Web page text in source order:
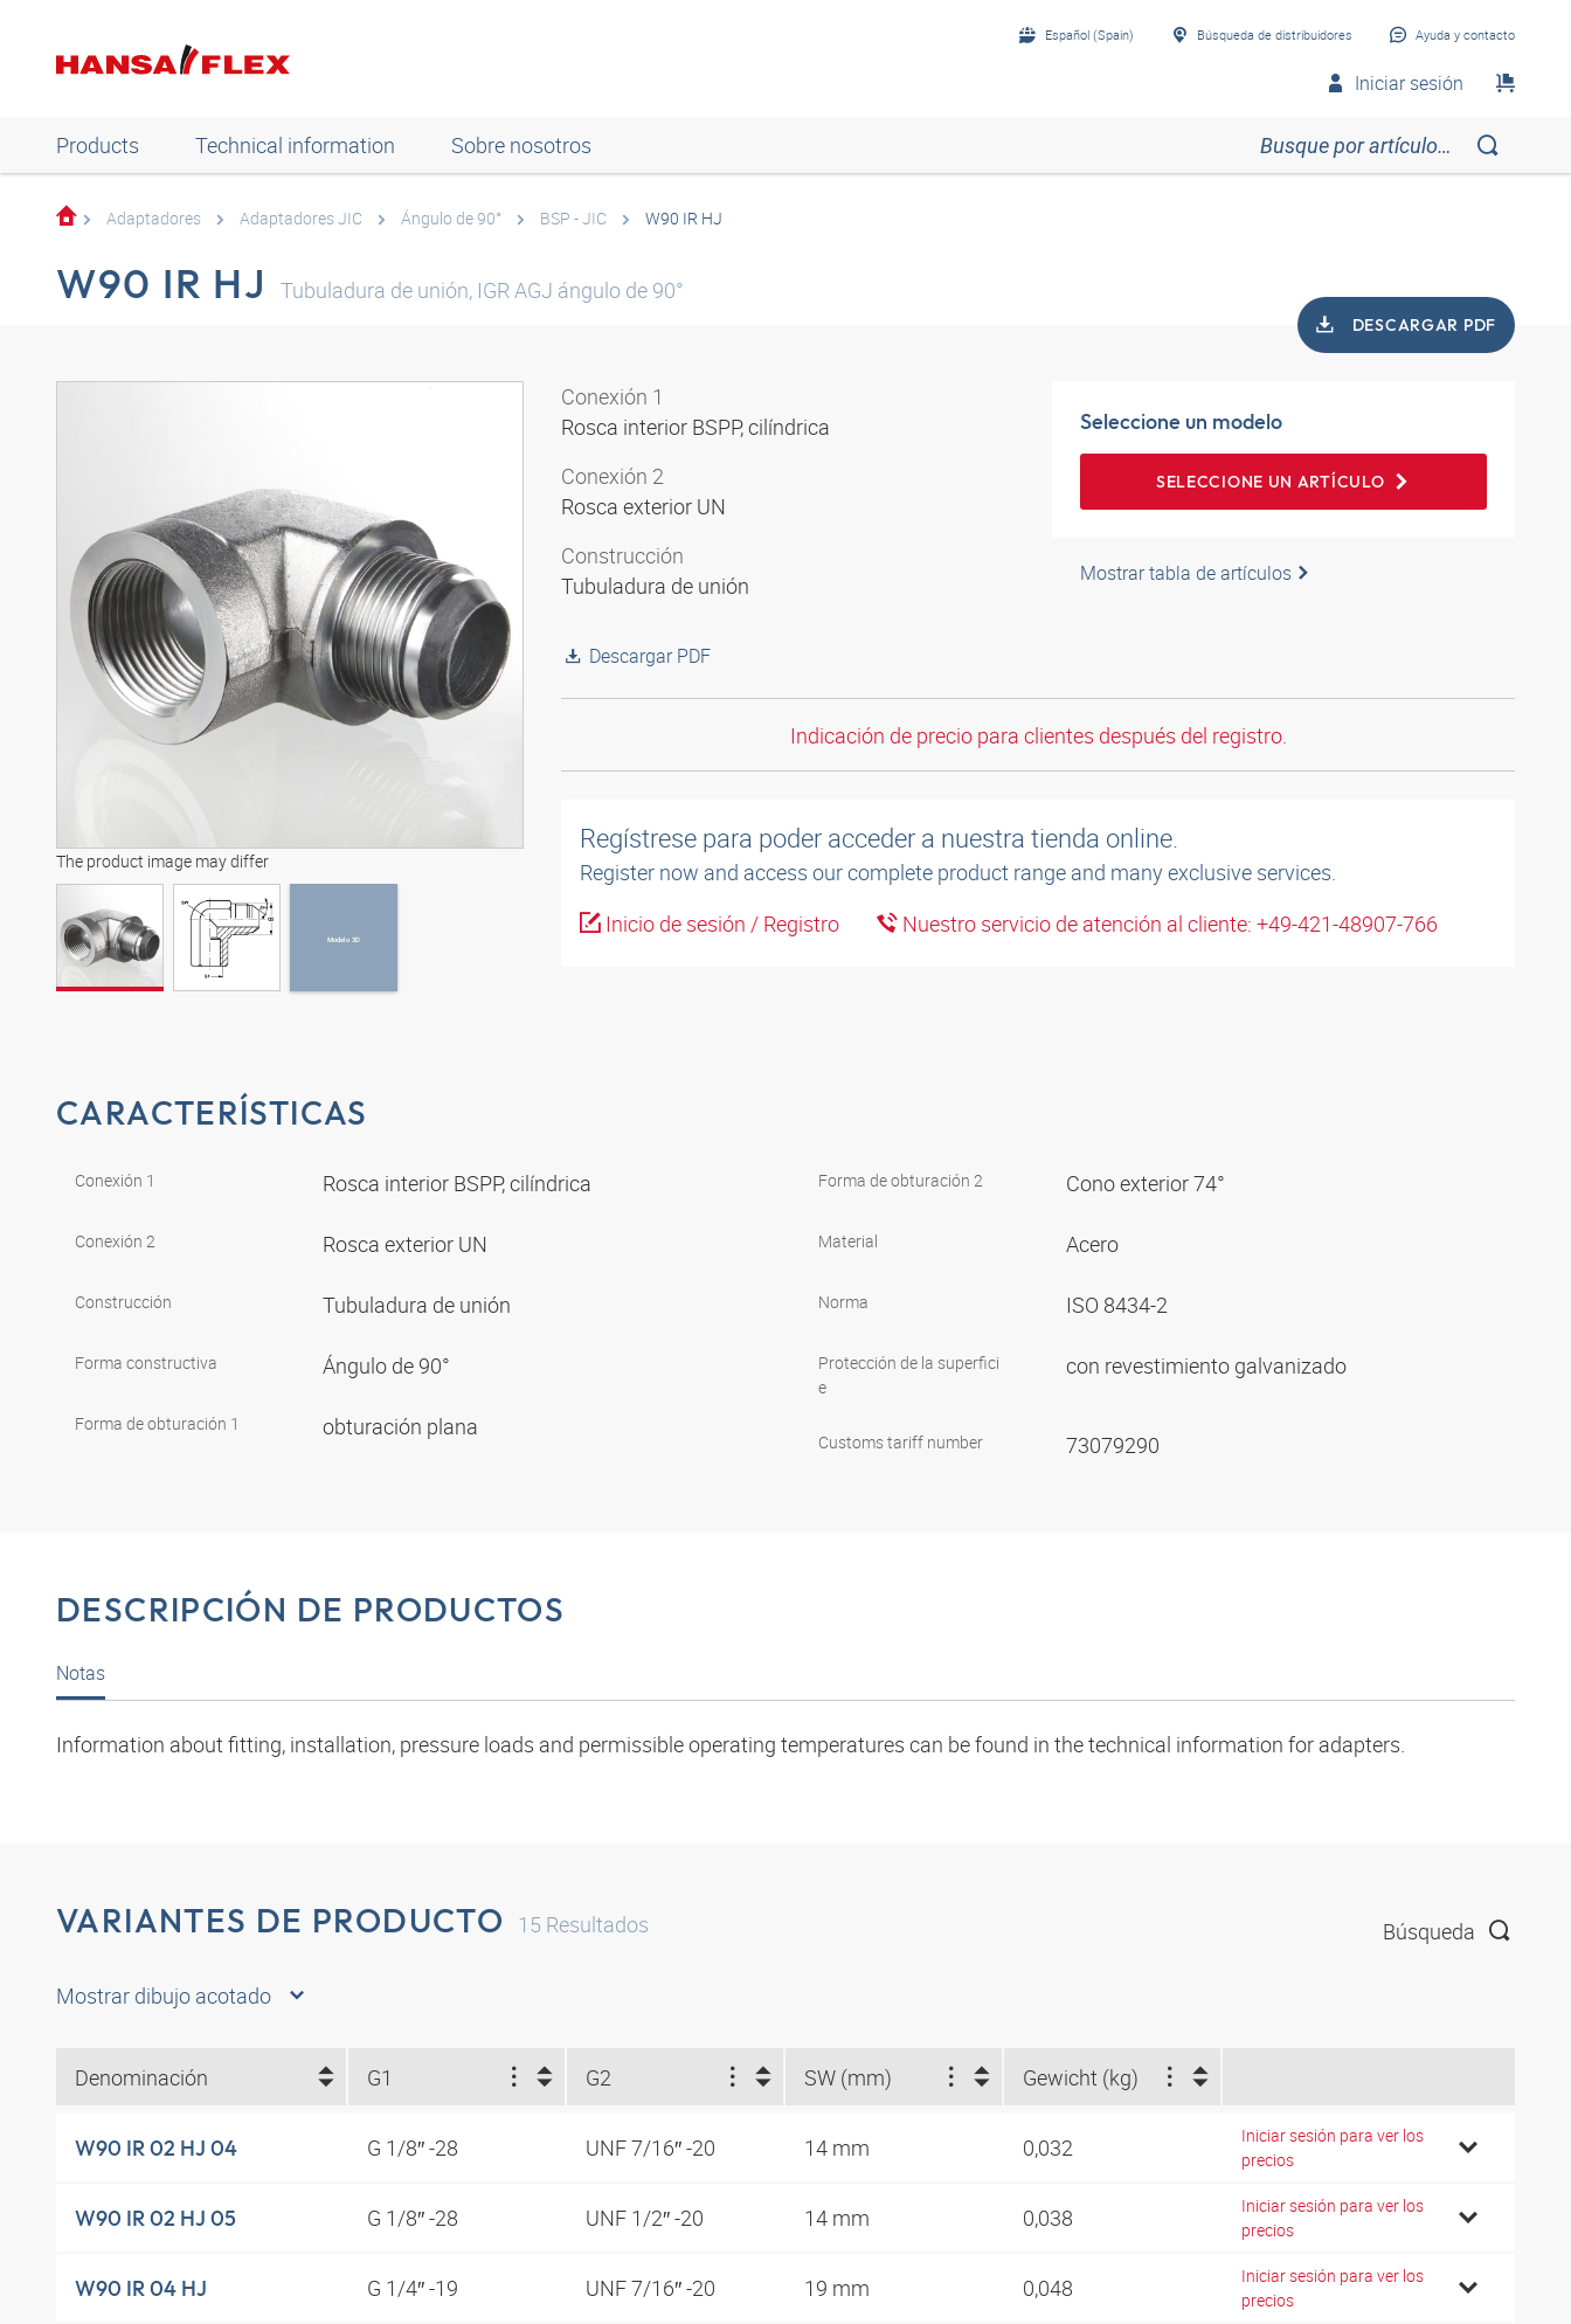
Español (Spain) Búsqueda de distribuidores Ayuda y contacto
Iniciar sesión
Products Technical information Sobre nosotros
Adaptadores Adaptadores JIC Ángulo de 90° BSP - JIC W90 IR HJ
W90 IR HJ Tubuladura de unión, IGR AGJ ángulo de 90°
DESCARGAR PDF
The product image may differ
Modelo 3D
Modelo 3D
Conexión 1
Rosca interior BSPP, cilíndrica
Conexión 2
Rosca exterior UN
Construcción
Tubuladura de unión
Descargar PDF
Seleccione un modelo
SELECCIONE UN ARTÍCULO
Mostrar tabla de artículos
Indicación de precio para clientes después del registro.
Regístrese para poder acceder a nuestra tienda online.
Register now and access our complete product range and many exclusive services.
Inicio de sesión / Registro
Nuestro servicio de atención al cliente: +49-421-48907-766
CARACTERÍSTICAS
Conexión 1 Rosca interior BSPP, cilíndrica
Conexión 2 Rosca exterior UN
Construcción Tubuladura de unión
Forma constructiva Ángulo de 90°
Forma de obturación 1 obturación plana
Forma de obturación 2 Cono exterior 74°
Material Acero
Norma ISO 8434-2
Protección de la superfici
e
con revestimiento galvanizado
Customs tariff number 73079290
DESCRIPCIÓN DE PRODUCTOS
Notas
Information about fitting, installation, pressure loads and permissible operating temperatures can be found in the technical information for adapters.
VARIANTES DE PRODUCTO 15 Resultados Búsqueda
Mostrar dibujo acotado
Denominación G1 G2 SW (mm) Gewicht (kg)
W90 IR 02 HJ 04 G 1/8″ -28 UNF 7/16″ -20 14 mm 0,032
Iniciar sesión para ver los
precios
W90 IR 02 HJ 05 G 1/8″ -28 UNF 1/2″ -20 14 mm 0,038
Iniciar sesión para ver los
precios
W90 IR 04 HJ G 1/4″ -19 UNF 7/16″ -20 19 mm 0,048
Iniciar sesión para ver los
precios